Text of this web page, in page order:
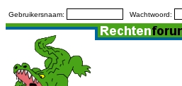
Gebruikersnaam: Wachtwoord: